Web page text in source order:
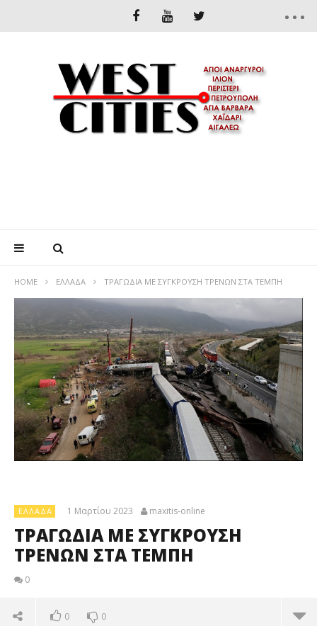
HOME ΕΛΛΆΔΑ ΤΡΑΓΩΔΙΑ ΜΕ ΣΥΓΚΡΟΥΣΗ ΤΡΕΝΩΝ ΣΤΑ ΤΕΜΠΗ
ΕΛΛΆΔΑ 1 Μαρτίου 2023 maxitis-online
ΤΡΑΓΩΔΙΑ ΜΕ ΣΥΓΚΡΟΥΣΗ
ΤΡΕΝΩΝ ΣΤΑ ΤΕΜΠΗ
0
0 0